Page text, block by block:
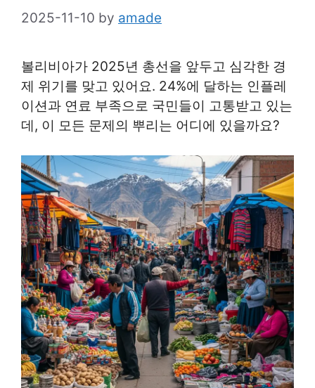
2025-11-10 by amade
볼리비아가 2025년 총선을 앞두고 심각한 경
제 위기를 맞고 있어요. 24%에 달하는 인플레
이션과 연료 부족으로 국민들이 고통받고 있는
데, 이 모든 문제의 뿌리는 어디에 있을까요?